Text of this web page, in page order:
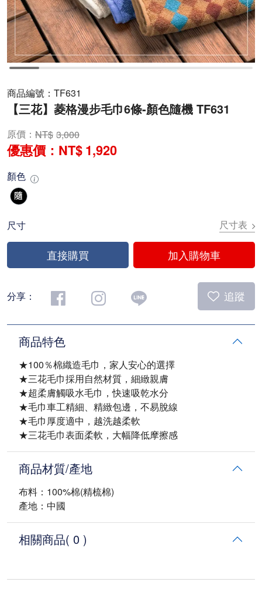
商品編號： TF631
【三花】菱格漫步毛巾6條-顏色隨機 TF631
原價： 3,000
優惠價： 1,920
顏色
尺寸 尺寸表
直接購買 加入購物車
分享： 追蹤
商品特色
★100％棉織造毛巾，家人安心的選擇
★三花毛巾採用自然材質，細緻親膚
★超柔膚觸吸水毛巾，快速吸乾水分
★毛巾車工精細、精緻包邊，不易脫線
★毛巾厚度適中，越洗越柔軟
★三花毛巾表面柔軟，大幅降低摩擦感
商品材質/產地
布料：100%棉(精梳棉)
產地：中國
相關商品( 0 )